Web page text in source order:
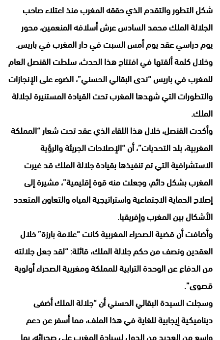
شكل التطور والتقدم الذي حققه المغرب منذ اعتلاء صاحب
الجلالة الملك محمد السادس عرش أسلافه المنعمين، محور
يوم دراسي عقد يوم أمس السبت في دار المغرب في باريس.
وخلال كلمة ألقتها في افتتاح هذا الحدث، سلطت القنصل العام
للمغرب في باريس “ندى البقالي الحسني”، الضوء على الإنجازات
والتطورات التي شهدها المغرب تحت القيادة المستنيرة لجلالة
الملك.
وأكدت القنصل، خلال هذا اللقاء الذي عقد تحت شعار “المملكة
المغربية، بلد التحديات”، أن “الإصلاحات الجريئة والرؤية
الاستشرافية التي تم تنفيذها بقيادة جلالة الملك قد غيرت
المغرب بشكل دائم، وجعلت منه قوة إقليمية”، مشيرة إلى
إصلاح الحماية الاجتماعية واستراتيجية المياه والتعاون المتعدد
الأشكال بين المغرب وإفريقيا.
وأضافت أن قضية الصحراء المغربية كانت “علامة بارزة” خلال
العقدين ونصف من حكم جلالة الملك، قائلة: “لقد جعل جلالته
من الدفاع عن الوحدة الترابية للمملكة ومغربية الصحراء أولوية
قصوى”.
وسجلت السيدة البقالي الحسني أن “جلالة الملك أضفى
ديناميكية إيجابية للغاية في هذا الملف، مما أسفر عن دعم
واسع من العديد من الدول لسيادة المغرب على صحرائه، بما